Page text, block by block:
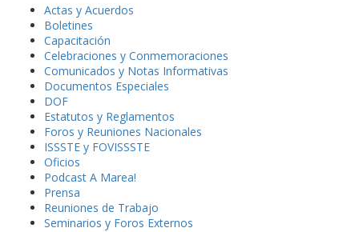
Actas y Acuerdos
Boletines
Capacitación
Celebraciones y Conmemoraciones
Comunicados y Notas Informativas
Documentos Especiales
DOF
Estatutos y Reglamentos
Foros y Reuniones Nacionales
ISSSTE y FOVISSSTE
Oficios
Podcast A Marea!
Prensa
Reuniones de Trabajo
Seminarios y Foros Externos